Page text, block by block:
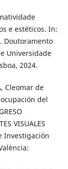
e estéticos. In:
Doutoramento
Universidade
2024.
Cleomar de
del
VISUALES
Investigación